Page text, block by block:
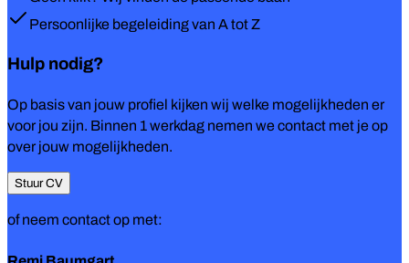
Persoonlijke begeleiding van A tot Z
Hulp nodig?
Op basis van jouw profiel kijken wij welke mogelijkheden er
voor jou zijn. Binnen 1 werkdag nemen we contact met je op
over jouw mogelijkheden.
Stuur CV
of neem contact op met: